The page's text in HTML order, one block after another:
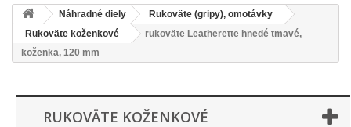
Náhradné diely
Rukoväte (gripy), omotávky
Rukoväte koženkové
rukoväte Leatherette hnedé tmavé,
koženka, 120 mm
RUKOVÄTE KOŽENKOVÉ